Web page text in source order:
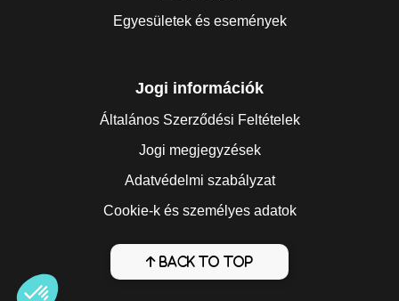
Egyesületek és események
Jogi információk
Általános Szerződési Feltételek
Jogi megjegyzések
Adatvédelmi szabályzat
Cookie-k és személyes adatok
Back to top